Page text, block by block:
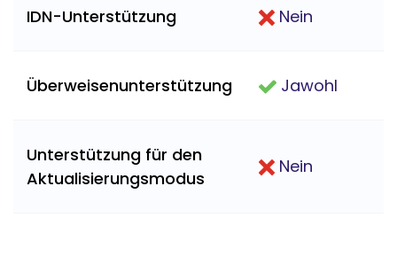
IDN-Unterstützung Nein
Überweisenunterstützung Jawohl
Unterstützung für den
Aktualisierungsmodus
Nein